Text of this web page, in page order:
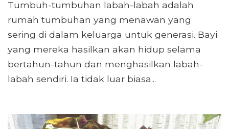
Tumbuh-tumbuhan labah-labah adalah
rumah tumbuhan yang menawan yang
sering di dalam keluarga untuk generasi. Bayi
yang mereka hasilkan akan hidup selama
bertahun-tahun dan menghasilkan labah-
labah sendiri. Ia tidak luar biasa...